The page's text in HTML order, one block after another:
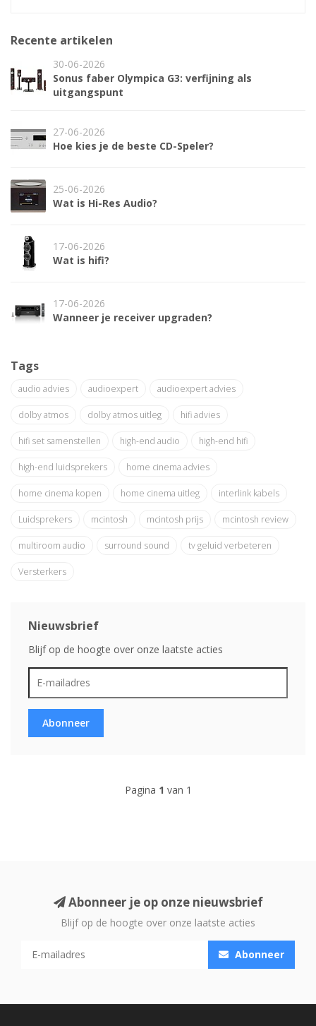
Recente artikelen
30-06-2026
Sonus faber Olympica G3: verfijning als
uitgangspunt
27-06-2026
Hoe kies je de beste CD-Speler?
25-06-2026
Wat is Hi-Res Audio?
17-06-2026
Wat is hifi?
17-06-2026
Wanneer je receiver upgraden?
Tags
audio advies audioexpert audioexpert advies
dolby atmos dolby atmos uitleg hifi advies
hifi set samenstellen high-end audio high-end hifi
high-end luidsprekers home cinema advies
home cinema kopen home cinema uitleg interlink kabels
Luidsprekers mcintosh mcintosh prijs mcintosh review
multiroom audio surround sound tv geluid verbeteren
Versterkers
Nieuwsbrief
Blijf op de hoogte over onze laatste acties
Abonneer
Pagina 1 van 1
Abonneer je op onze nieuwsbrief
Blijf op de hoogte over onze laatste acties
Abonneer